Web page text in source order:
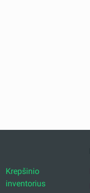
Krepšinio
inventorius